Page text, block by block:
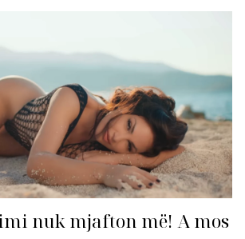
nuk mjafton më! A mos